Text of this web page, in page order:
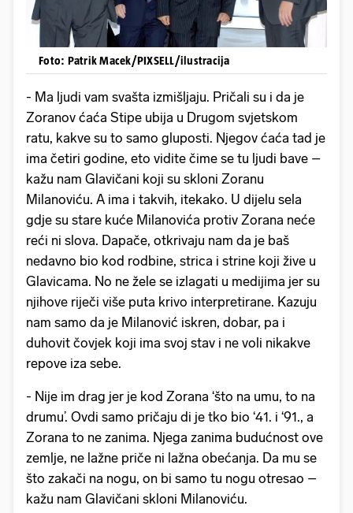
Foto: Patrik Macek/PIXSELL/ilustracija
- Ma ljudi vam svašta izmišljaju. Pričali su i da je
Zoranov ćaća Stipe ubija u Drugom svjetskom
ratu, kakve su to samo gluposti. Njegov ćaća tad je
ima četiri godine, eto vidite čime se tu ljudi bave –
kažu nam Glavičani koji su skloni Zoranu
Milanoviću. A ima i takvih, itekako. U dijelu sela
gdje su stare kuće Milanovića protiv Zorana neće
reći ni slova. Dapače, otkrivaju nam da je baš
nedavno bio kod rodbine, strica i strine koji žive u
Glavicama. No ne žele se izlagati u medijima jer su
njihove riječi više puta krivo interpretirane. Kazuju
nam samo da je Milanović iskren, dobar, pa i
duhovit čovjek koji ima svoj stav i ne voli nikakve
repove iza sebe.
- Nije im drag jer je kod Zorana ‘što na umu, to na
drumu’. Ovdi samo pričaju di je tko bio ‘41. i ‘91., a
Zorana to ne zanima. Njega zanima budućnost ove
zemlje, ne lažne priče ni lažna obećanja. Da mu se
što zakači na nogu, on bi samo tu nogu otresao –
kažu nam Glavičani skloni Milanoviću.